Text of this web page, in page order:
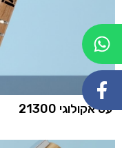
עט אקולוגי 21300